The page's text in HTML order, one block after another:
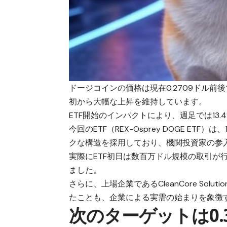
ドージコインの価格は現在0.2709ドル前
初から大幅な上昇を維持しています。
ETF開始のインパクトにより、週足では
今回のETF（REX-Osprey DOGE ETF）は
クな構造を採用しており、機関投資家の
実際にETF初日は数百万ドル規模の取引が
ました。
さらに、上場企業であるCleanCore
たことも、企業による実需の始まりを象徴
次のターゲットは